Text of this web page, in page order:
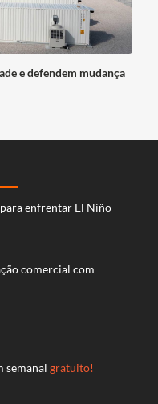
e defendem mudança
enfrentar El Niño
comercial com
semanal gratuito!